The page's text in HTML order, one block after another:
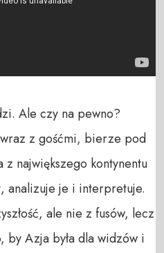
Ale czy na pewno?
z gośćmi, bierze pod
największego kontynentu
analizuje je i interpretuje.
ale nie z fusów, lecz
by Azja była dla widzów i